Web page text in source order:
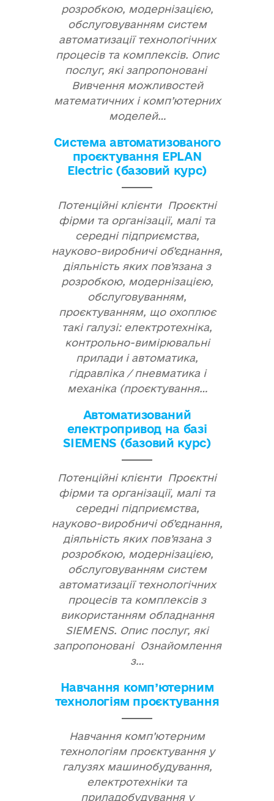
розробкою, модернізацією,
обслуговуванням систем
автоматизації технологічних
процесів та комплексів. Опис
послуг, які запропоновані
Вивчення можливостей
математичних і комп’ютерних
моделей…
Система автоматизованого
проєктування EPLAN
Electric (базовий курс)
Потенційні клієнти Проєктні
фірми та організації, малі та
середні підприємства,
науково-виробничі об’єднання,
діяльність яких пов’язана з
розробкою, модернізацією,
обслуговуванням,
проєктуванням, що охоплює
такі галузі: електротехніка,
контрольно-вимірювальні
прилади і автоматика,
гідравліка / пневматика і
механіка (проєктування…
Автоматизований
електропривод на базі
SIEMENS (базовий курс)
Потенційні клієнти Проєктні
фірми та організації, малі та
середні підприємства,
науково-виробничі об’єднання,
діяльність яких пов’язана з
розробкою, модернізацією,
обслуговуванням систем
автоматизації технологічних
процесів та комплексів з
використанням обладнання
SIEMENS. Опис послуг, які
запропоновані Ознайомлення
з…
Навчання комп’ютерним
технологіям проєктування
Навчання комп’ютерним
технологіям проєктування у
галузях машинобудування,
електротехніки та
приладобудування у